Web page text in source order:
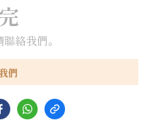
絡我們。
們